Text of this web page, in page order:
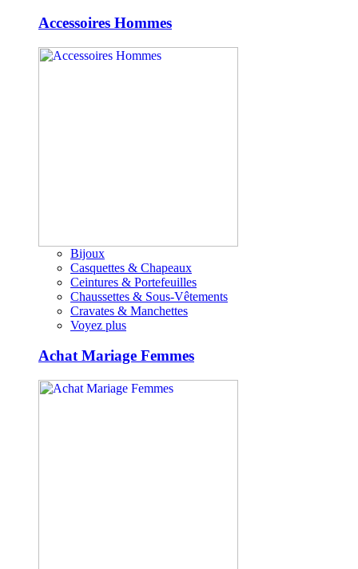
Accessoires Hommes
Bijoux
Casquettes & Chapeaux
Ceintures & Portefeuilles
Chaussettes & Sous-Vêtements
Cravates & Manchettes
Voyez plus
Achat Mariage Femmes